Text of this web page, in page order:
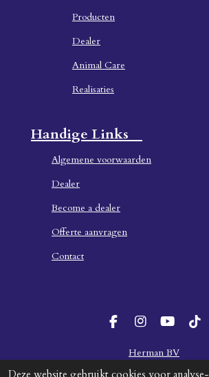
Deze website gebruikt cookies voor analyse-
Producten
Dealer
Animal Care
Realisaties
Handige Links
Algemene voorwaarden
Dealer
Become a dealer
Offerte aanvragen
Contact
F
e
I
s
t
Y
u
T
T
T
Herman BV
© 2021 - 2026 Paardenboxen Herman